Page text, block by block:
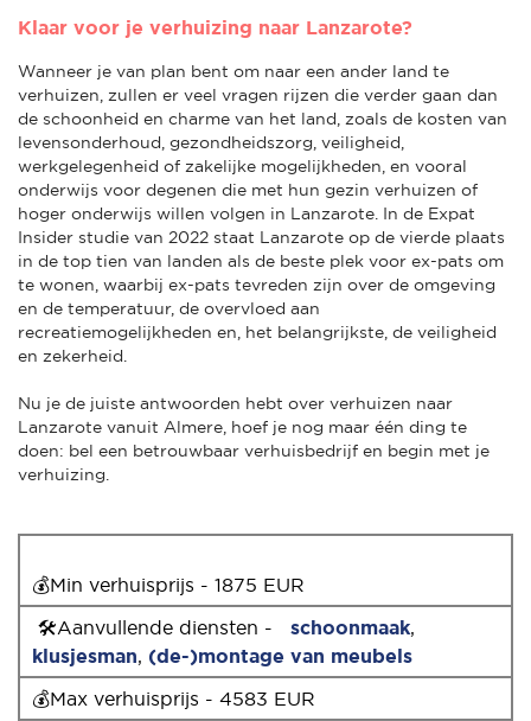
Klaar voor je verhuizing naar Lanzarote?
Wanneer je van plan bent om naar een ander land te
verhuizen, zullen er veel vragen rijzen die verder gaan dan
de schoonheid en charme van het land, zoals de kosten van
levensonderhoud, gezondheidszorg, veiligheid,
werkgelegenheid of zakelijke mogelijkheden, en vooral
onderwijs voor degenen die met hun gezin verhuizen of
hoger onderwijs willen volgen in Lanzarote. In de Expat
Insider studie van 2022 staat Lanzarote op de vierde plaats
in de top tien van landen als de beste plek voor ex-pats om
te wonen, waarbij ex-pats tevreden zijn over de omgeving
en de temperatuur, de overvloed aan
recreatiemogelijkheden en, het belangrijkste, de veiligheid
en zekerheid.
Nu je de juiste antwoorden hebt over verhuizen naar
Lanzarote vanuit Almere, hoef je nog maar één ding te
doen: bel een betrouwbaar verhuisbedrijf en begin met je
verhuizing.
💰Min verhuisprijs - 1875 EUR
🛠Aanvullende diensten -
schoonmaak,
klusjesman, (de-)montage van meubels
💰Max verhuisprijs - 4583 EUR